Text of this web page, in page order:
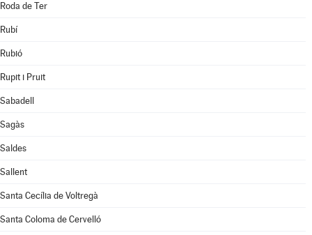
Roda de Ter
Rubí
Rubió
Rupit i Pruit
Sabadell
Sagàs
Saldes
Sallent
Santa Cecília de Voltregà
Santa Coloma de Cervelló